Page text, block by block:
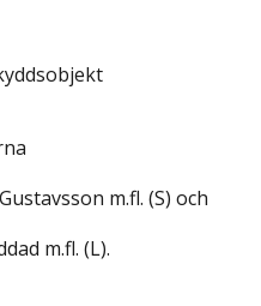
m.fl. (S) och
m.fl. (L).